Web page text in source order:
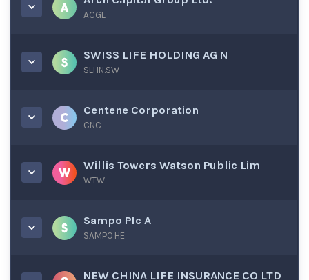
ACGL
SWISS LIFE HOLDING AG N
SLHN.SW
Centene Corporation
CNC
Willis Towers Watson Public Lim
WTW
Sampo Plc A
SAMPO.HE
NEW CHINA LIFE INSURANCE CO LTD